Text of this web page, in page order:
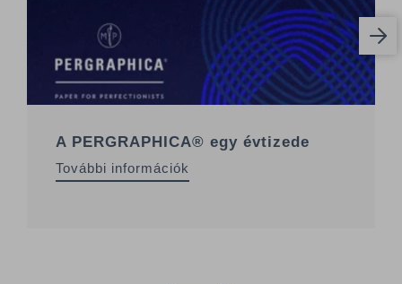
A PERGRAPHICA® egy évtizede
További információk